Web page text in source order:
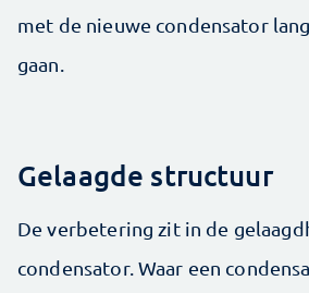
met de nieuwe condensator
gaan.
Gelaagde structuur
De verbetering zit in de
condensator. Waar een